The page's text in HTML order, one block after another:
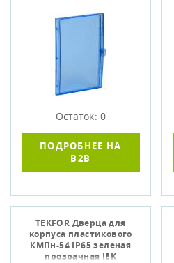
Остаток: 0
ПОДРОБНЕЕ НА
B2B
TEKFOR Дверца для
корпуса пластикового
КМПн-54 IP65 зеленая
прозрачная IEK